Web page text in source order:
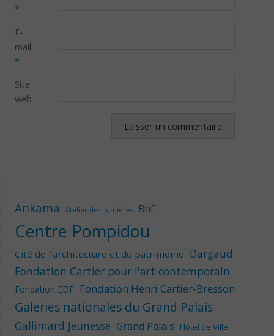
*
E-
mail
*
Site
web
Ankama Atelier des Lumières BnF
Centre Pompidou
Cité de l'architecture et du patrimoine Dargaud
Fondation Cartier pour l'art contemporain
Fondation EDF Fondation Henri Cartier-Bresson
Galeries nationales du Grand Palais
Gallimard Jeunesse Grand Palais Hôtel de Ville